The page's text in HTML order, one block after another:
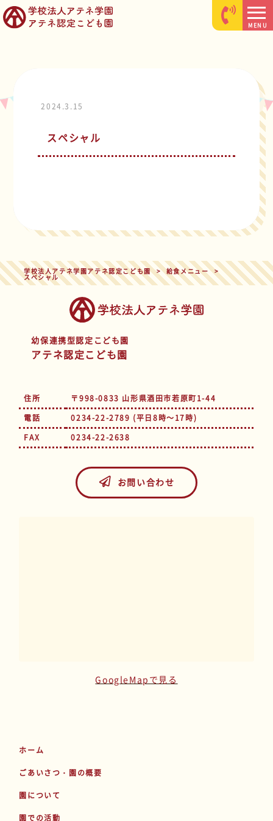
MENU
2024.3.15
スペシャル
学校法人アテネ学園アテネ認定こども園 > 給食メニュー >
スペシャル
幼保連携型認定こども園
アテネ認定こども園
住所
〒998-0833 山形県酒田市若原町1-44
電話
0234-22-2789 (平日8時～17時)
FAX
0234-22-2638
お問い合わせ
GoogleMapで見る
ホーム
ごあいさつ・園の概要
園について
園での活動